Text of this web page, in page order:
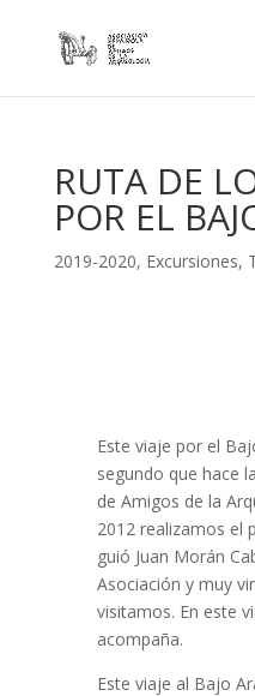
RUTA DE
POR EL
2019-2020, Excursiones,
Este viaje por el
segundo que hace
de Amigos de la
2012 realizamos el
guió Juan Morán
Asociación y muy
visitamos. En este
acompaña.
Este viaje al Bajo